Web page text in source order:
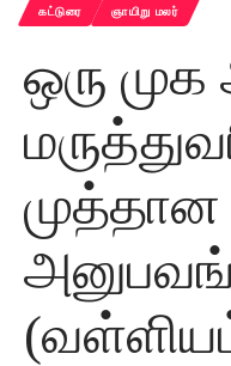
கட்டுரை ஞாயிறு மலர்
ஒரு
முத்தான